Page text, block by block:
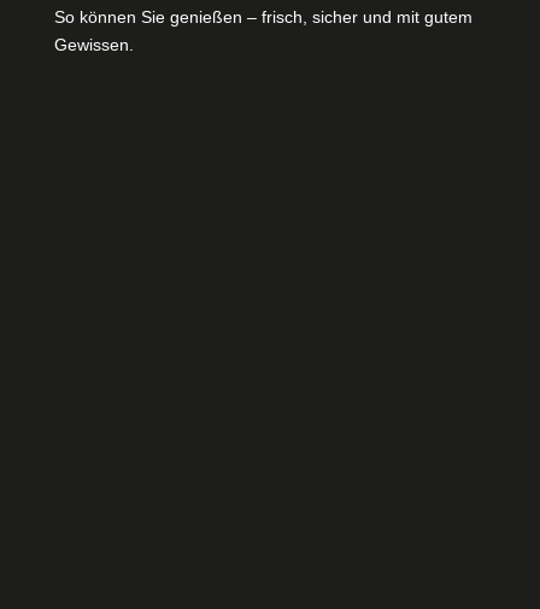
So können Sie genießen – frisch, sicher und mit gutem
Gewissen.